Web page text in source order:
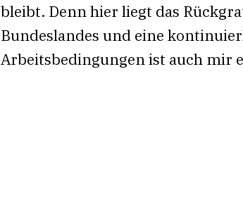
bleibt. Denn hier liegt das
Bundeslandes und eine
Arbeitsbedingungen ist auch mir